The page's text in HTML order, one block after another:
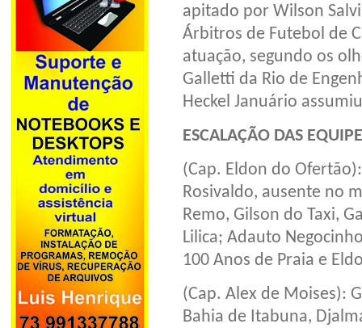
apitado por Wilson
Árbitros de Futebol de
atuação, segundo os
Galletti da Rio de
Heckel Januário
ESCALAÇÃO DAS
(Cap. Eldon do
Rosivaldo, ausente no
Remo, Gilson do Taxi,
Lilica; Adauto
100 Anos de Praia e
(Cap. Alex de Moises):
Bahia de Itabuna,